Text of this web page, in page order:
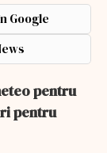
Google
pentru
pentru